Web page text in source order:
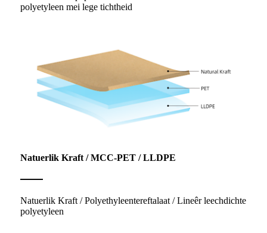
polyetyleen mei lege tichtheid
Natuerlik Kraft / MCC-PET / LLDPE
Natuerlik Kraft / Polyethyleentereftalaat / Lineêr leechdichte
polyetyleen